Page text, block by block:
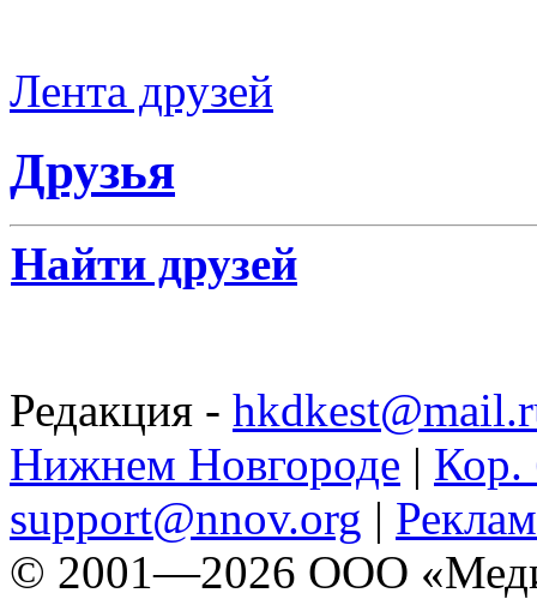
Лента друзей
Друзья
Найти друзей
Редакция -
Нижнем Новгороде | Кор.
support@nnov.org |
© 2001—2026 ООО